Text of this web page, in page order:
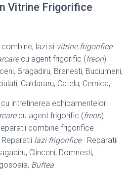
Vitrine Frigorifice
lazi si vitrine frigorifice
cu agent frigorific (freon)
Bragadiru, Branesti, Buciumeni,
Caldararu, Catelu, Cernica,
intretinerea echipamentelor
cu agent frigorific (freon)
combine frigorifice ·
lazi frigorifice· Reparatii
Clinceni, Domnesti,
, Buftea